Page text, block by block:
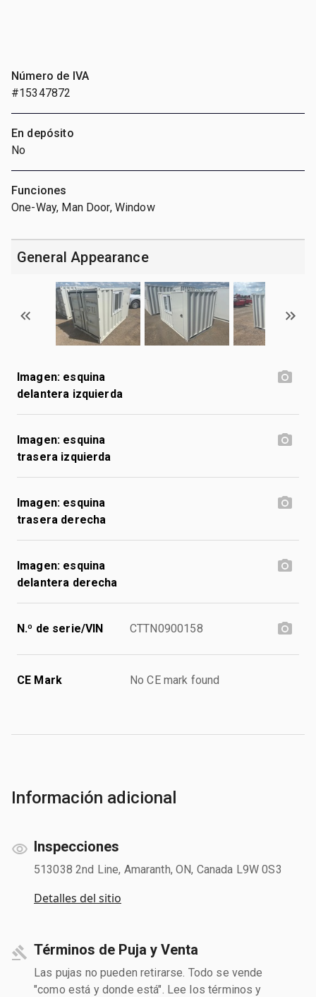
Número de IVA
#15347872
En depósito
No
Funciones
One-Way, Man Door, Window
General Appearance
Imagen: esquina
delantera izquierda
Imagen: esquina
trasera izquierda
Imagen: esquina
trasera derecha
Imagen: esquina
delantera derecha
N.º de serie/VIN CTTN0900158
CE Mark No CE mark found
Información adicional
Inspecciones
513038 2nd Line, Amaranth, ON, Canada L9W 0S3
Detalles del sitio
Términos de Puja y Venta
Las pujas no pueden retirarse. Todo se vende
"como está y donde está". Lee los términos y